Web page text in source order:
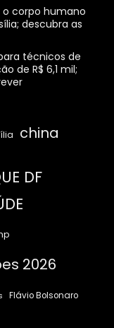
o corpo humano
descubra as
técnicos de
de R$ 6,1 mil;
china
DF
2026
Flávio Bolsonaro